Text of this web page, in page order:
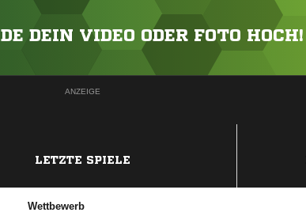
DEIN VIDEO ODER FOTO HOCH!
ANZEIGE
LETZTE SPIELE
Wettbewerb